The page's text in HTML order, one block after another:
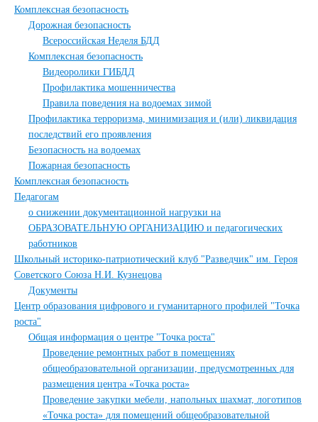
Комплексная безопасность
Дорожная безопасность
Всероссийская Неделя БДД
Комплексная безопасность
Видеоролики ГИБДД
Профилактика мошенничества
Правила поведения на водоемах зимой
Профилактика терроризма, минимизация и (или) ликвидация
последствий его проявления
Безопасность на водоемах
Пожарная безопасность
Комплексная безопасность
Педагогам
о снижении документационной нагрузки на
ОБРАЗОВАТЕЛЬНУЮ ОРГАНИЗАЦИЮ и педагогических
работников
Школьный историко-патриотический клуб "Разведчик" им. Героя
Советского Союза Н.И. Кузнецова
Документы
Центр образования цифрового и гуманитарного профилей "Точка
роста"
Общая информация о центре "Точка роста"
Проведение ремонтных работ в помещениях
общеобразовательной организации, предусмотренных для
размещения центра «Точка роста»
Проведение закупки мебели, напольных шахмат, логотипов
«Точка роста» для помещений общеобразовательной